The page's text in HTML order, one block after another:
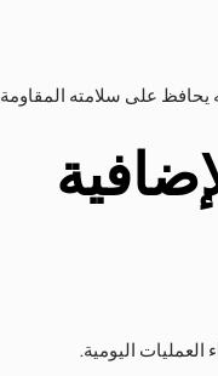
يحافظ على سلامته
اليومية.